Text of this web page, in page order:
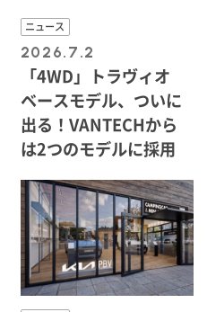
ニュース
2026.7.2
「4WD」トラヴィオ
ベースモデル、ついに
出る！VANTECHから
は2つのモデルに採用